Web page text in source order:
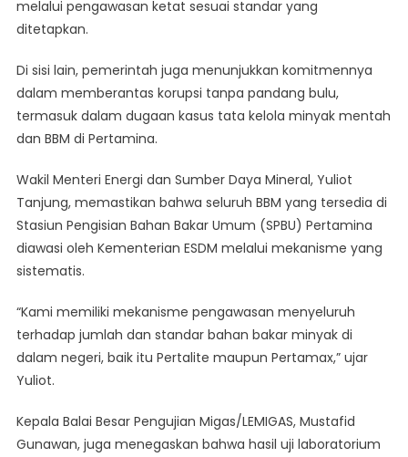
BBM
Tegas
Bongkar
Korupsi
Pertamina
melalui pengawasan ketat sesuai standar yang
ditetapkan.
Di sisi lain, pemerintah juga menunjukkan komitmennya
dalam memberantas korupsi tanpa pandang bulu,
termasuk dalam dugaan kasus tata kelola minyak mentah
dan BBM di Pertamina.
Wakil Menteri Energi dan Sumber Daya Mineral, Yuliot
Tanjung, memastikan bahwa seluruh BBM yang tersedia di
Stasiun Pengisian Bahan Bakar Umum (SPBU) Pertamina
diawasi oleh Kementerian ESDM melalui mekanisme yang
sistematis.
“Kami memiliki mekanisme pengawasan menyeluruh
terhadap jumlah dan standar bahan bakar minyak di
dalam negeri, baik itu Pertalite maupun Pertamax,” ujar
Yuliot.
Kepala Balai Besar Pengujian Migas/LEMIGAS, Mustafid
Gunawan, juga menegaskan bahwa hasil uji laboratorium